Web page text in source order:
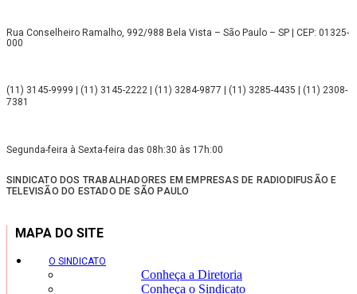
Rua Conselheiro Ramalho, 992/988 Bela Vista – São Paulo – SP | CEP: 01325-
000
(11) 3145-9999 | (11) 3145-2222 | (11) 3284-9877 | (11) 3285-4435 | (11) 2308-
7381
Segunda-feira à Sexta-feira das 08h:30 às 17h:00
SINDICATO DOS TRABALHADORES EM EMPRESAS DE RADIODIFUSÃO E
TELEVISÃO DO ESTADO DE SÃO PAULO
MAPA DO SITE
O SINDICATO
Conheça a Diretoria
Conheça o Sindicato